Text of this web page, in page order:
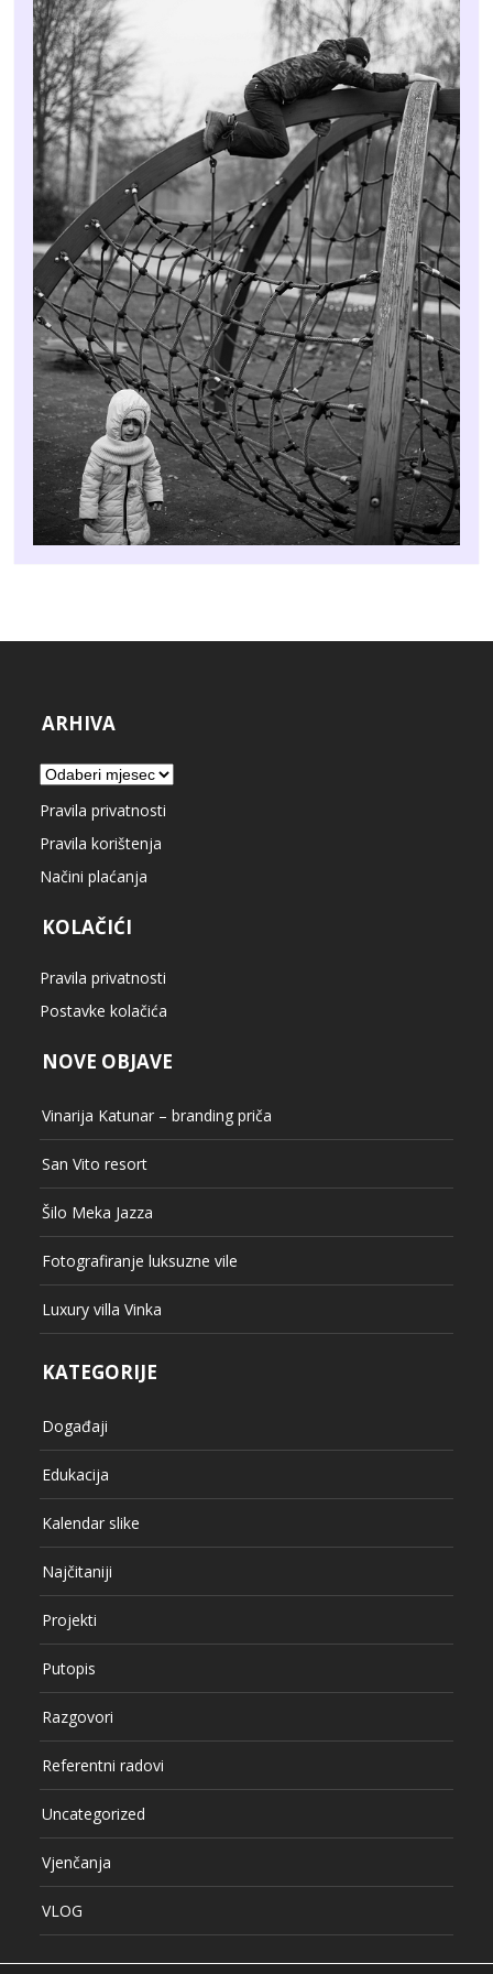
ARHIVA
Arhiva
Pravila privatnosti
Pravila korištenja
Načini plaćanja
KOLAČIĆI
Pravila privatnosti
Postavke kolačića
NOVE OBJAVE
Vinarija Katunar – branding priča
San Vito resort
Šilo Meka Jazza
Fotografiranje luksuzne vile
Luxury villa Vinka
KATEGORIJE
Događaji
Edukacija
Kalendar slike
Najčitaniji
Projekti
Putopis
Razgovori
Referentni radovi
Uncategorized
Vjenčanja
VLOG